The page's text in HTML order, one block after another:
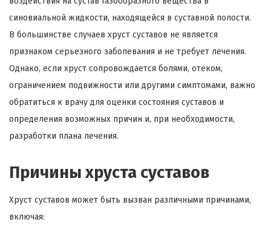
синовиальной жидкости, находящейся в суставной полости.
В большинстве случаев хруст суставов не является
признаком серьезного заболевания и не требует лечения.
Однако, если хруст сопровождается болями, отеком,
ограничением подвижности или другими симптомами, важно
обратиться к врачу для оценки состояния суставов и
определения возможных причин и, при необходимости,
разработки плана лечения.
Причины хруста суставов
Хруст суставов может быть вызван различными причинами,
включая: